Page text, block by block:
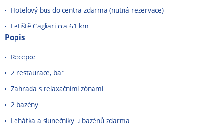
Hotelový bus do centra zdarma (nutná rezervace)
Letiště Cagliari cca 61 km
Popis
Recepce
2 restaurace, bar
Zahrada s relaxačními zónami
2 bazény
Lehátka a slunečníky u bazénů zdarma